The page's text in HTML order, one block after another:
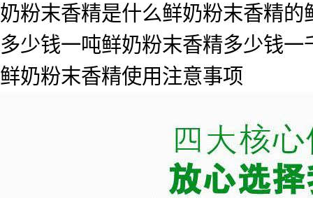
奶粉末香精是什么鲜奶粉末香精
多少钱一吨鲜奶粉末香精多少钱
鲜奶粉末香精使用注意事项